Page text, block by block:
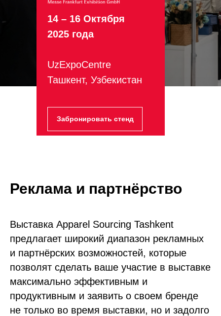
14 – 16 Октября
2025 года
UzExpoCentre
Ташкент, Узбекистан
Забронировать стенд
Реклама и партнёрство
Выставка Apparel Sourcing Tashkent
предлагает широкий диапазон рекламных
и партнёрских возможностей, которые
позволят сделать ваше участие в выставке
максимально эффективным и
продуктивным и заявить о своем бренде
не только во время выставки, но и задолго